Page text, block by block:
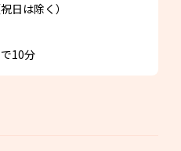
祝日は除く）
10分